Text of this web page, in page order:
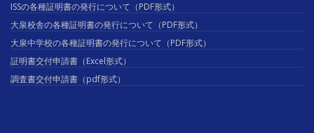
ISSの各種証明書の発行について（PDF形式）
大泉校舎の各種証明書の発行について（PDF形式）
大泉中学校の各種証明書の発行について（PDF形式）
証明書交付申請書（Excel形式）
調査書交付申請書（pdf形式）